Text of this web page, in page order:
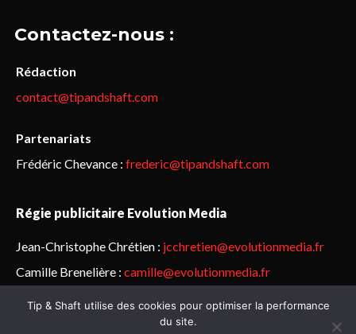
Contactez-nous :
Rédaction
contact@tipandshaft.com
Partenariats
Frédéric Chevance : frederic@tipandshaft.com
Régie publicitaire Evolution Media
Jean-Christophe Chrétien : jcchretien@evolutionmedia.fr
Camille Brenelière : camille@evolutionmedia.fr
© Sailorz 2015-2025. Tous droits réservés.Mentions légales &
Tip & Shaft utilise des cookies pour optimiser la performance
du site.